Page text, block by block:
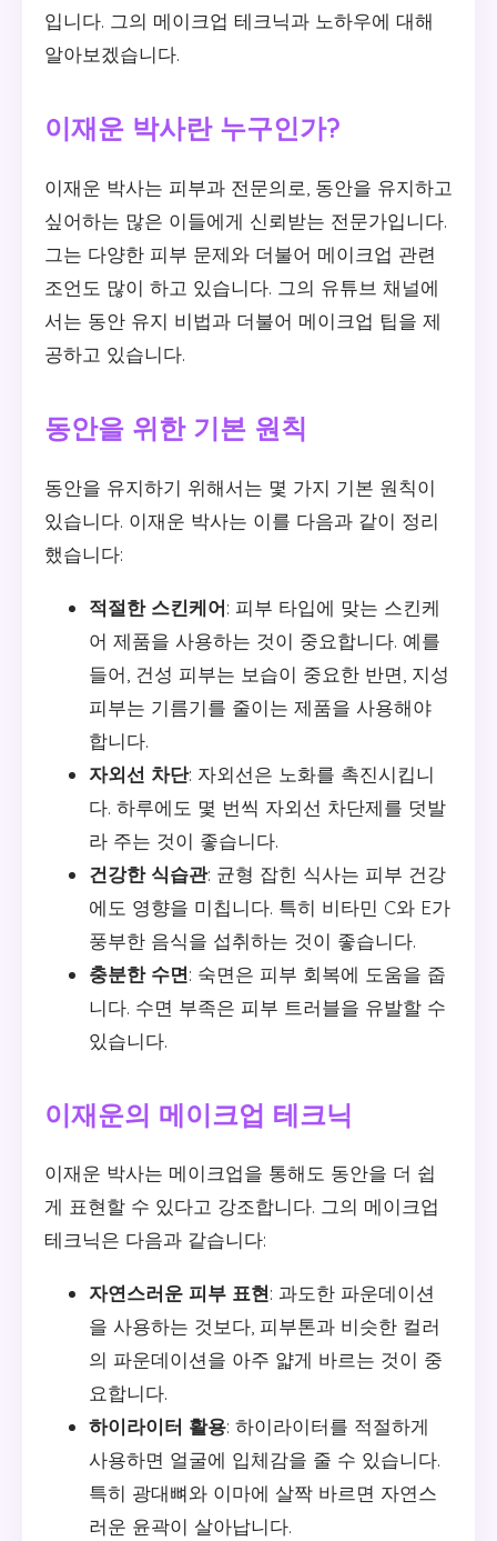
입니다. 그의 메이크업 테크닉과 노하우에 대해
알아보겠습니다.
이재운 박사란 누구인가?
이재운 박사는 피부과 전문의로, 동안을 유지하고
싶어하는 많은 이들에게 신뢰받는 전문가입니다.
그는 다양한 피부 문제와 더불어 메이크업 관련
조언도 많이 하고 있습니다. 그의 유튜브 채널에
서는 동안 유지 비법과 더불어 메이크업 팁을 제
공하고 있습니다.
동안을 위한 기본 원칙
동안을 유지하기 위해서는 몇 가지 기본 원칙이
있습니다. 이재운 박사는 이를 다음과 같이 정리
했습니다:
적절한 스킨케어: 피부 타입에 맞는 스킨케
어 제품을 사용하는 것이 중요합니다. 예를
들어, 건성 피부는 보습이 중요한 반면, 지성
피부는 기름기를 줄이는 제품을 사용해야
합니다.
자외선 차단: 자외선은 노화를 촉진시킵니
다. 하루에도 몇 번씩 자외선 차단제를 덧발
라 주는 것이 좋습니다.
건강한 식습관: 균형 잡힌 식사는 피부 건강
에도 영향을 미칩니다. 특히 비타민 C와 E가
풍부한 음식을 섭취하는 것이 좋습니다.
충분한 수면: 숙면은 피부 회복에 도움을 줍
니다. 수면 부족은 피부 트러블을 유발할 수
있습니다.
이재운의 메이크업 테크닉
이재운 박사는 메이크업을 통해도 동안을 더 쉽
게 표현할 수 있다고 강조합니다. 그의 메이크업
테크닉은 다음과 같습니다:
자연스러운 피부 표현: 과도한 파운데이션
을 사용하는 것보다, 피부톤과 비슷한 컬러
의 파운데이션을 아주 얇게 바르는 것이 중
요합니다.
하이라이터 활용: 하이라이터를 적절하게
사용하면 얼굴에 입체감을 줄 수 있습니다.
특히 광대뼈와 이마에 살짝 바르면 자연스
러운 윤곽이 살아납니다.